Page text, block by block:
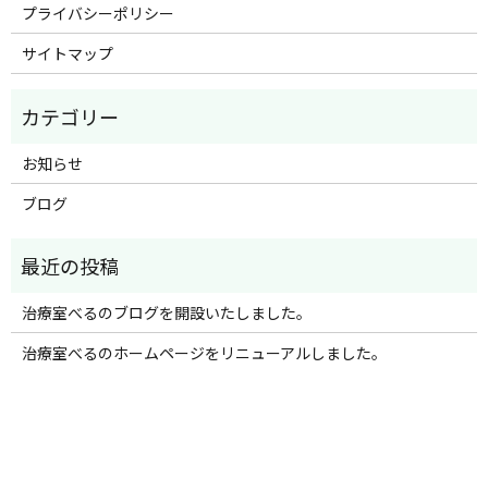
プライバシーポリシー
サイトマップ
お知らせ
ブログ
治療室べるのブログを開設いたしました。
治療室べるのホームページをリニューアルしました。